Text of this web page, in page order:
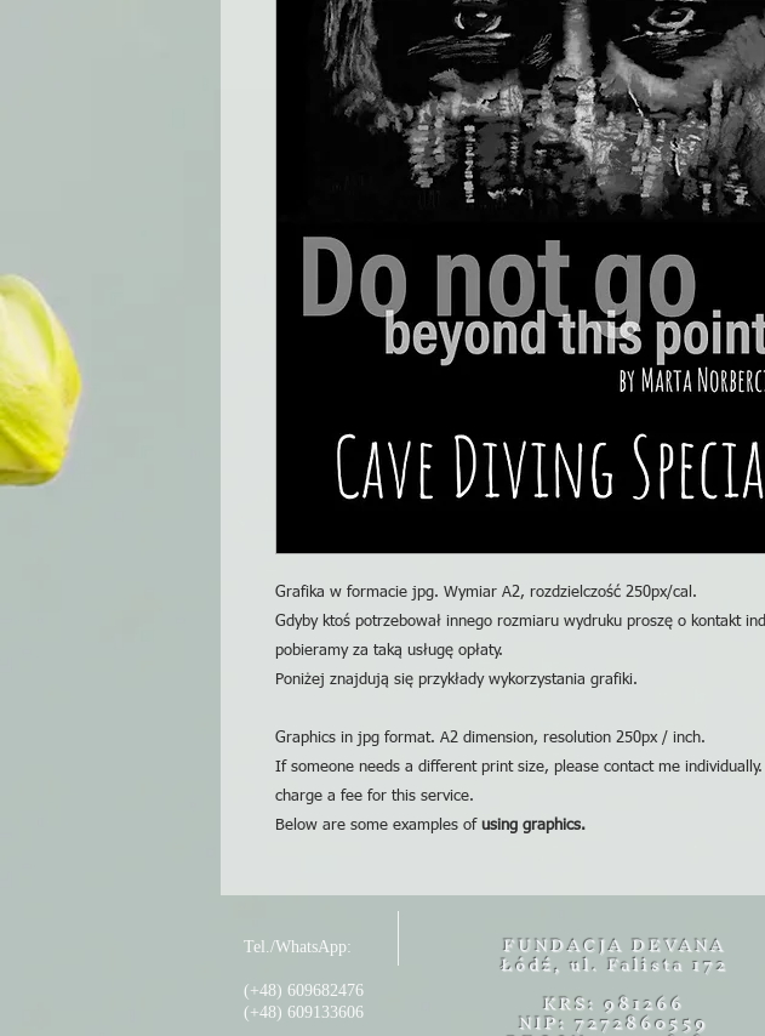
Grafika w formacie jpg. Wymiar A2, rozdzielczość 250px/cal.
Gdyby ktoś potrzebował innego rozmiaru wydruku proszę o kontakt
pobieramy za taką usługę opłaty.
Poniżej znajdują się przykłady wykorzystania grafiki.
Graphics in jpg format. A2 dimension, resolution 250px / inch.
If someone needs a different print size, please contact me
charge a fee for this service.
Below are some examples of using graphics.
Tel./WhatsApp:
(+48) 609682476
(+48) 609133606
FUNDACJA DEVANA
Łódź, ul. Falista 172
KRS: 981266
NIP: 7272860559